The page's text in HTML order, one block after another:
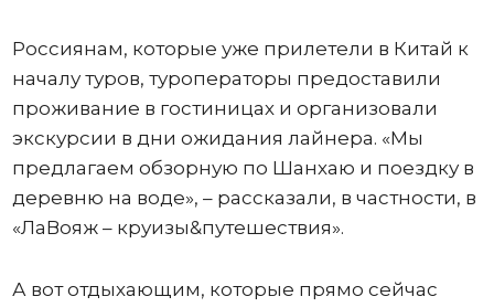
Россиянам, которые уже прилетели в Китай к
началу туров, туроператоры предоставили
проживание в гостиницах и организовали
экскурсии в дни ожидания лайнера. «Мы
предлагаем обзорную по Шанхаю и поездку в
деревню на воде», – рассказали, в частности, в
«ЛаВояж – круизы&путешествия».
А вот отдыхающим, которые прямо сейчас